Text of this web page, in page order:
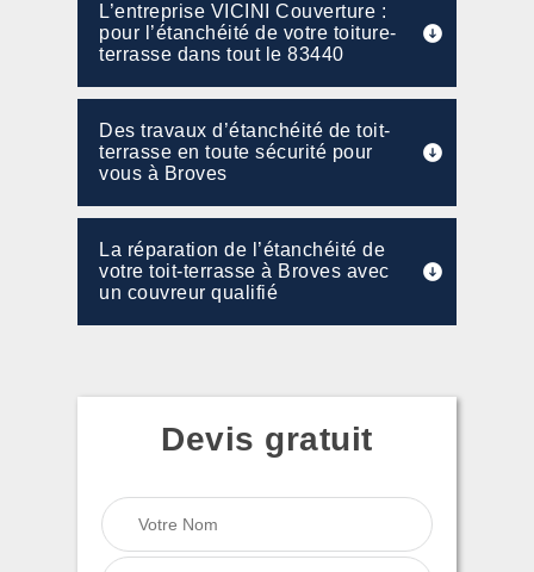
L’entreprise VICINI Couverture :
pour l’étanchéité de votre toiture-
terrasse dans tout le 83440
Des travaux d’étanchéité de toit-
terrasse en toute sécurité pour
vous à Broves
La réparation de l’étanchéité de
votre toit-terrasse à Broves avec
un couvreur qualifié
Devis gratuit